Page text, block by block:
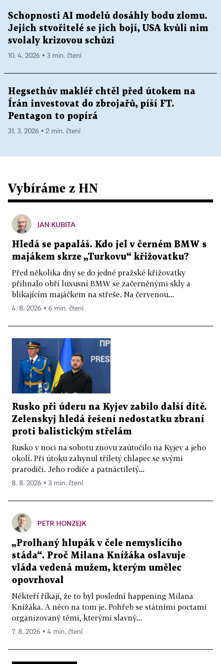
Schopnosti AI modelů dosáhly bodu zlomu.
Jejich stvořitelé se jich bojí, USA kvůli nim
svolaly krizovou schůzi
10. 4. 2026 ▪ 3 min. čtení
Hegsethův makléř chtěl před útokem na
Írán investovat do zbrojařů, píší FT.
Pentagon to popírá
31. 3. 2026 ▪ 2 min. čtení
Vybíráme z HN
JAN KUBITA
Hledá se papaláš. Kdo jel v černém BMW s
majákem skrze „Turkovu“ křižovatku?
Před několika dny se do jedné pražské křižovatky
přihnalo obří luxusní BMW se začerněnými skly a
blikajícím majáčkem na střeše. Na červenou...
4. 8. 2026 ▪ 6 min. čtení
Rusko při úderu na Kyjev zabilo další dítě.
Zelenskyj hledá řešení nedostatku zbraní
proti balistickým střelám
Rusko v noci na sobotu znovu zaútočilo na Kyjev a jeho
okolí. Při útoku zahynul tříletý chlapec se svými
prarodiči. Jeho rodiče a patnáctiletý...
8. 8. 2026 ▪ 3 min. čtení
PETR HONZEJK
„Prolhaný hlupák v čele nemyslícího
stáda“. Proč Milana Knížáka oslavuje
vláda vedená mužem, kterým umělec
opovrhoval
Někteří říkají, že to byl poslední happening Milana
Knížáka. A něco na tom je. Pohřeb se státními poctami
organizovaný těmi, kterými slavný...
7. 8. 2026 ▪ 4 min. čtení